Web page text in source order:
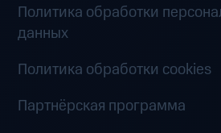
Политика обработки
данных
Политика обработки cookies
Партнёрская программа